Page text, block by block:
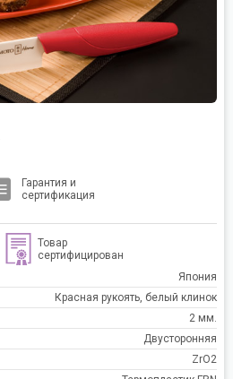
Гарантия и
сертификация
Товар
сертифицирован
Япония
Красная рукоять, белый клинок
2 мм.
Двусторонняя
ZrO2